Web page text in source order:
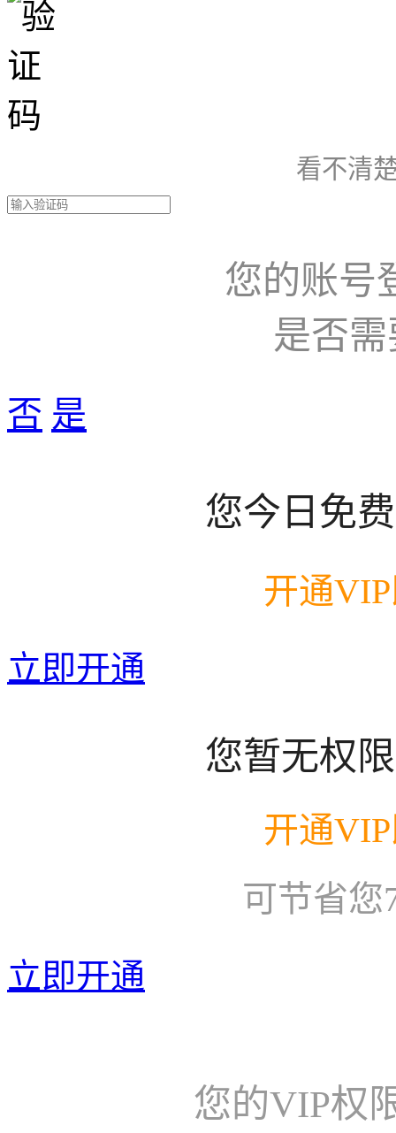
看不清
您的账号
是否
否 是
您今日免
开通
立即开通
您暂无权
开通
可节省您
立即开通
您的VIP权